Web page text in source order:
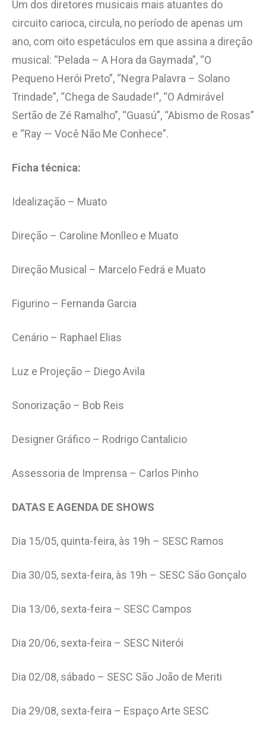
Um dos diretores musicais mais atuantes do
circuito carioca, circula, no período de apenas um
ano, com oito espetáculos em que assina a direção
musical: “Pelada – A Hora da Gaymada”, “O
Pequeno Herói Preto”, “Negra Palavra – Solano
Trindade”, “Chega de Saudade!”, “O Admirável
Sertão de Zé Ramalho”, “Guasú”, “Abismo de Rosas”
e “Ray — Você Não Me Conhece”.
Ficha técnica:
Idealização – Muato
Direção – Caroline Monlleo e Muato
Direção Musical – Marcelo Fedrá e Muato
Figurino – Fernanda Garcia
Cenário – Raphael Elias
Luz e Projeção – Diego Avila
Sonorização – Bob Reis
Designer Gráfico – Rodrigo Cantalicio
Assessoria de Imprensa – Carlos Pinho
DATAS E AGENDA DE SHOWS
Dia 15/05, quinta-feira, às 19h – SESC Ramos
Dia 30/05, sexta-feira, às 19h – SESC São Gonçalo
Dia 13/06, sexta-feira – SESC Campos
Dia 20/06, sexta-feira – SESC Niterói
Dia 02/08, sábado – SESC São João de Meriti
Dia 29/08, sexta-feira – Espaço Arte SESC